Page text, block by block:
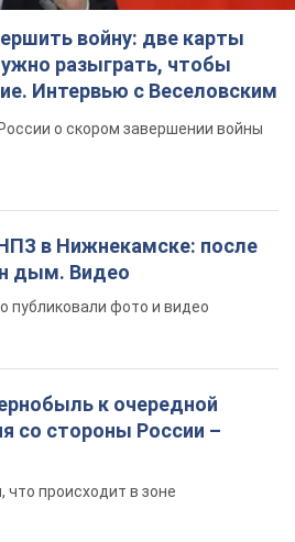
войну: две карты
разыграть, чтобы
Интервью с Веселовским
о скором завершении войны
в Нижнекамске: после
дым. Видео
публиковали фото и видео
к очередной
со стороны России –
происходит в зоне